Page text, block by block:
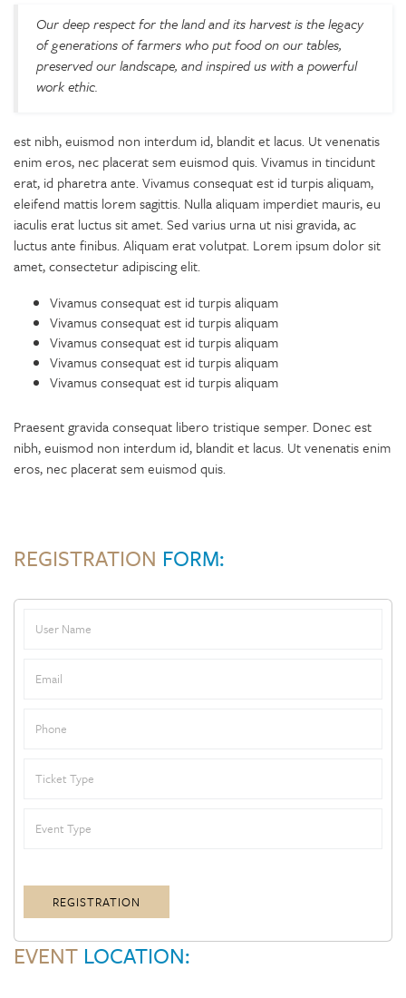
Our deep respect for the land and its harvest is the legacy
of generations of farmers who put food on our tables,
preserved our landscape, and inspired us with a powerful
work ethic.
est nibh, euismod non interdum id, blandit et lacus. Ut venenatis
enim eros, nec placerat sem euismod quis. Vivamus in tincidunt
erat, id pharetra ante. Vivamus consequat est id turpis aliquam,
eleifend mattis lorem sagittis. Nulla aliquam imperdiet mauris, eu
iaculis erat luctus sit amet. Sed varius urna ut nisi gravida, ac
luctus ante finibus. Aliquam erat volutpat. Lorem ipsum dolor sit
amet, consectetur adipiscing elit.
Vivamus consequat est id turpis aliquam
Vivamus consequat est id turpis aliquam
Vivamus consequat est id turpis aliquam
Vivamus consequat est id turpis aliquam
Vivamus consequat est id turpis aliquam
Praesent gravida consequat libero tristique semper. Donec est
nibh, euismod non interdum id, blandit et lacus. Ut venenatis enim
eros, nec placerat sem euismod quis.
REGISTRATION FORM:
REGISTRATION
EVENT LOCATION: